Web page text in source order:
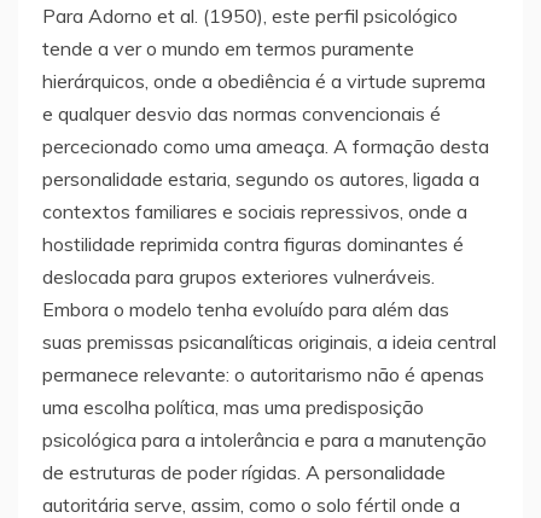
Para Adorno et al. (1950), este perfil psicológico
tende a ver o mundo em termos puramente
hierárquicos, onde a obediência é a virtude suprema
e qualquer desvio das normas convencionais é
percecionado como uma ameaça. A formação desta
personalidade estaria, segundo os autores, ligada a
contextos familiares e sociais repressivos, onde a
hostilidade reprimida contra figuras dominantes é
deslocada para grupos exteriores vulneráveis.
Embora o modelo tenha evoluído para além das
suas premissas psicanalíticas originais, a ideia central
permanece relevante: o autoritarismo não é apenas
uma escolha política, mas uma predisposição
psicológica para a intolerância e para a manutenção
de estruturas de poder rígidas. A personalidade
autoritária serve, assim, como o solo fértil onde a